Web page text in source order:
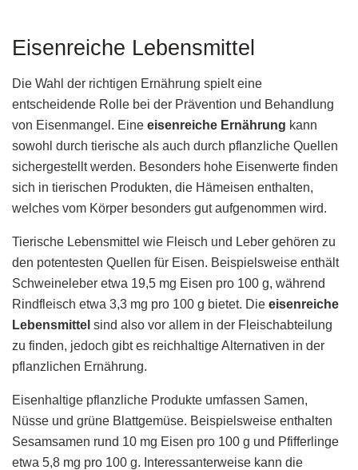
Eisenreiche Lebensmittel
Die Wahl der richtigen Ernährung spielt eine
entscheidende Rolle bei der Prävention und Behandlung
von Eisenmangel. Eine eisenreiche Ernährung kann
sowohl durch tierische als auch durch pflanzliche Quellen
sichergestellt werden. Besonders hohe Eisenwerte finden
sich in tierischen Produkten, die Hämeisen enthalten,
welches vom Körper besonders gut aufgenommen wird.
Tierische Lebensmittel wie Fleisch und Leber gehören zu
den potentesten Quellen für Eisen. Beispielsweise enthält
Schweineleber etwa 19,5 mg Eisen pro 100 g, während
Rindfleisch etwa 3,3 mg pro 100 g bietet. Die eisenreiche
Lebensmittel sind also vor allem in der Fleischabteilung
zu finden, jedoch gibt es reichhaltige Alternativen in der
pflanzlichen Ernährung.
Eisenhaltige pflanzliche Produkte umfassen Samen,
Nüsse und grüne Blattgemüse. Beispielsweise enthalten
Sesamsamen rund 10 mg Eisen pro 100 g und Pfifferlinge
etwa 5,8 mg pro 100 g. Interessanterweise kann die